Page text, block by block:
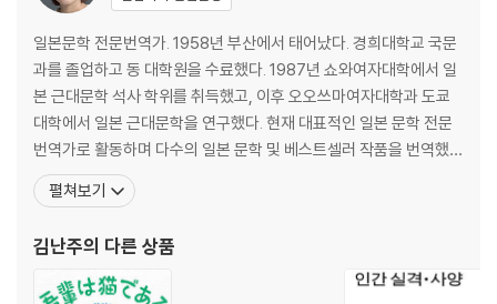
8. 존재의 가치
일본문학 전문번역가. 1958년 부산에서 태어났다. 경희대학교 국문
과를 졸업하고 동 대학원을 수료했다. 1987년 쇼와여자대학에서 일
본 근대문학 석사 학위를 취득했고, 이후 오오쓰마여자대학과 도쿄
대학에서 일본 근대문학을 연구했다. 현재 대표적인 일본 문학 전문
번역가로 활동하며 다수의 일본 문학 및 베스트셀러 작품을 번역했
다. 옮긴 책으로 『퍼스트 러브』, 『바다로 향하는 물고기들』, 『냉정과
열정 사이 Rosso』, 『나는 고양이로소이다』, 『여름의 재단』, 『반짝반
절임』, 『소란한 보통
펼쳐보기
김난주의 다른 상품